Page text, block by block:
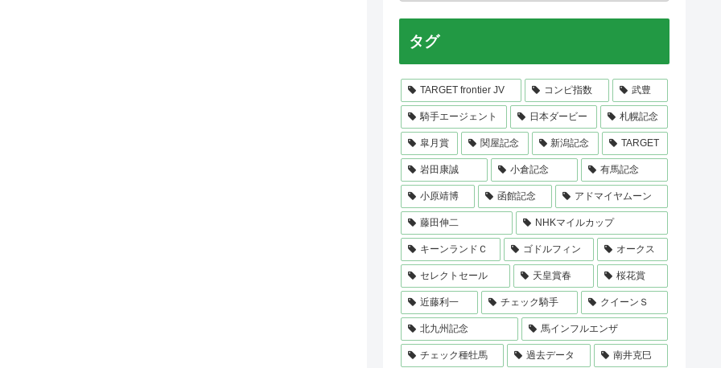
タグ
TARGET frontier JV コンピ指数 武豊
騎手エージェント 日本ダービー 札幌記念
皐月賞 関屋記念 新潟記念 TARGET
岩田康誠 小倉記念 有馬記念
小原靖博 函館記念 アドマイヤムーン
藤田伸二 NHKマイルカップ
キーンランドＣ ゴドルフィン オークス
セレクトセール 天皇賞春 桜花賞
近藤利一 チェック騎手 クイーンＳ
北九州記念 馬インフルエンザ
チェック種牡馬 過去データ 南井克巳